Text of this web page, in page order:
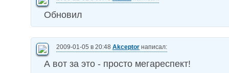
Обновил
2009-01-05 в 20:48 Akceptor написал:
А вот за это - просто мегареспект!